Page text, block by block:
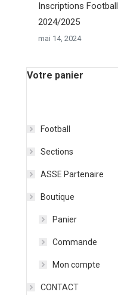
Inscriptions Football
2024/2025
mai 14, 2024
Votre panier
Football
Sections
ASSE Partenaire
Boutique
Panier
Commande
Mon compte
CONTACT